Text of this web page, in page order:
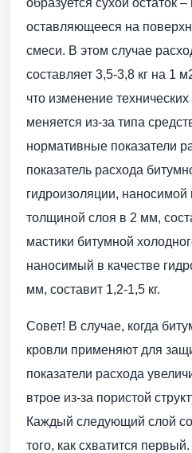
оставляющееся на
смеси. В этом случае
составляет 3,5-3,8 кг на 1
что изменение технических
меняется из-за типа
нормативные показатели
показатель расхода
гидроизоляции,
толщиной слоя в 2 мм,
мастики битумной
наносимый в качестве
мм, составит 1,2-1,5 кг.
Совет! В случае, когда
кровли применяют для
показатели расхода
втрое из-за пористой
Каждый следующий слой
того, как схватится первый.